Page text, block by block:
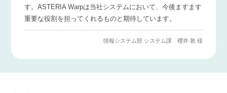
す。ASTERIA Warpは当社システムにおいて、今後ますます
重要な役割を担ってくれるものと期待しています。
情報システム部 システム課 櫻井 敦 様